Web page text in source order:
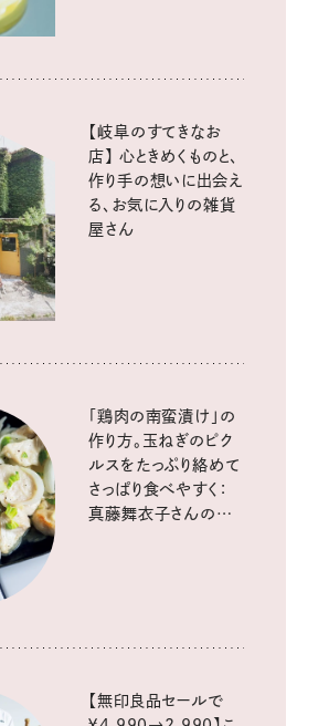
【岐阜のすてきなお
店】 心ときめくものと、
作り手の想いに出会え
る、お気に入りの雑貨
屋さん
「鶏肉の南蛮漬け」の
作り方。玉ねぎのピク
ルスをたっぷり絡めて
さっぱり食べやすく：
真藤舞衣子さんの発
【無印良品セールで